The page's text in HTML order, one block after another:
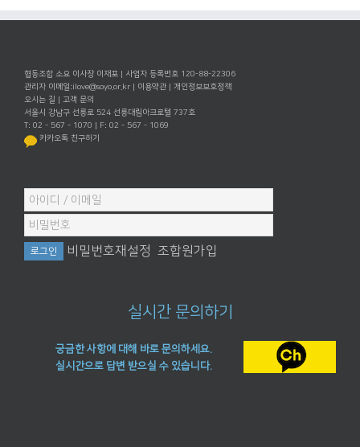
협동조합 소요 이사장 이재포 | 사업자 등록번호 120-88-22306
관리자 이메일:ilove@soyo.or.kr | 이용약관 | 개인정보보호정책
오시는 길 | 고객 문의
서울시 강남구 선릉로 524 선릉대림아크로텔 737호
T: 02 - 567 - 1070 | F: 02 - 567 - 1069
카카오톡 친구하기
비밀번호재설정 조합원가입
실시간 문의하기
궁금한 사항에 대해 바로 문의하세요.
실시간으로 답변 받으실 수 있습니다.